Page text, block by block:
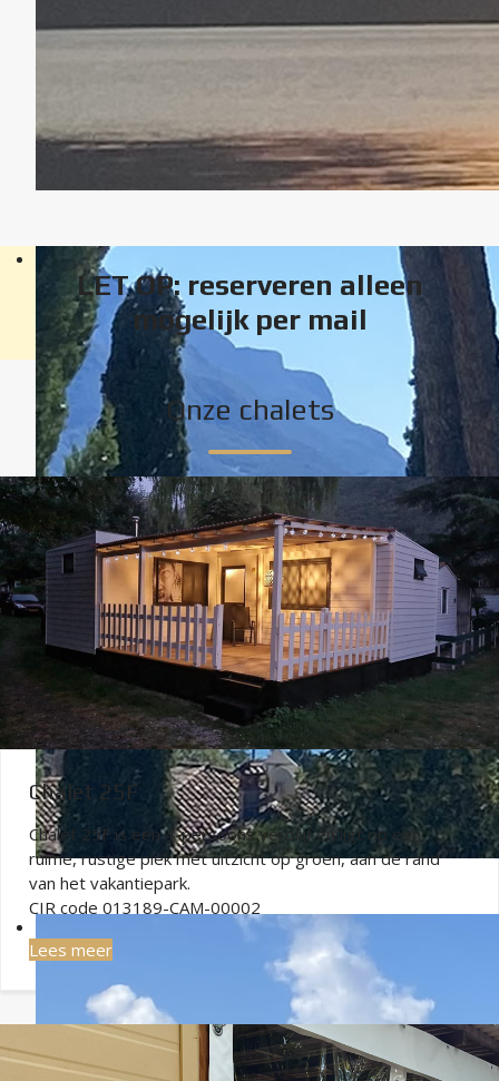
LET OP: reserveren alleen
mogelijk per mail
Onze chalets
Chalet 25F
Chalet 25F is een 4-persoons verblijf en ligt op een
ruime, rustige plek met uitzicht op groen, aan de rand
van het vakantiepark.
CIR code 013189-CAM-00002
Lees meer